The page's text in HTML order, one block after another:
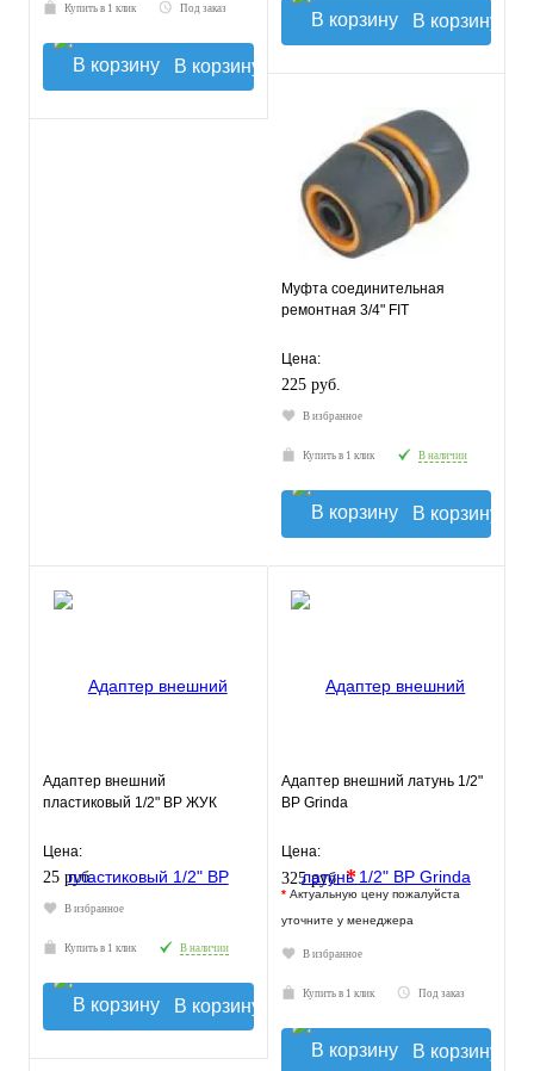
Купить в 1 клик Под заказ
В корзину
В корзину
Муфта соединительная
ремонтная 3/4" FIT
Цена:
225 руб.
В избранное
Купить в 1 клик В наличии
В корзину
Адаптер внешний
пластиковый 1/2" ВР ЖУК
Цена:
25 руб.
В избранное
Купить в 1 клик В наличии
В корзину
Адаптер внешний латунь 1/2"
ВР Grinda
Цена:
325 руб.*
* Актуальную цену пожалуйста
уточните у менеджера
В избранное
Купить в 1 клик Под заказ
В корзину